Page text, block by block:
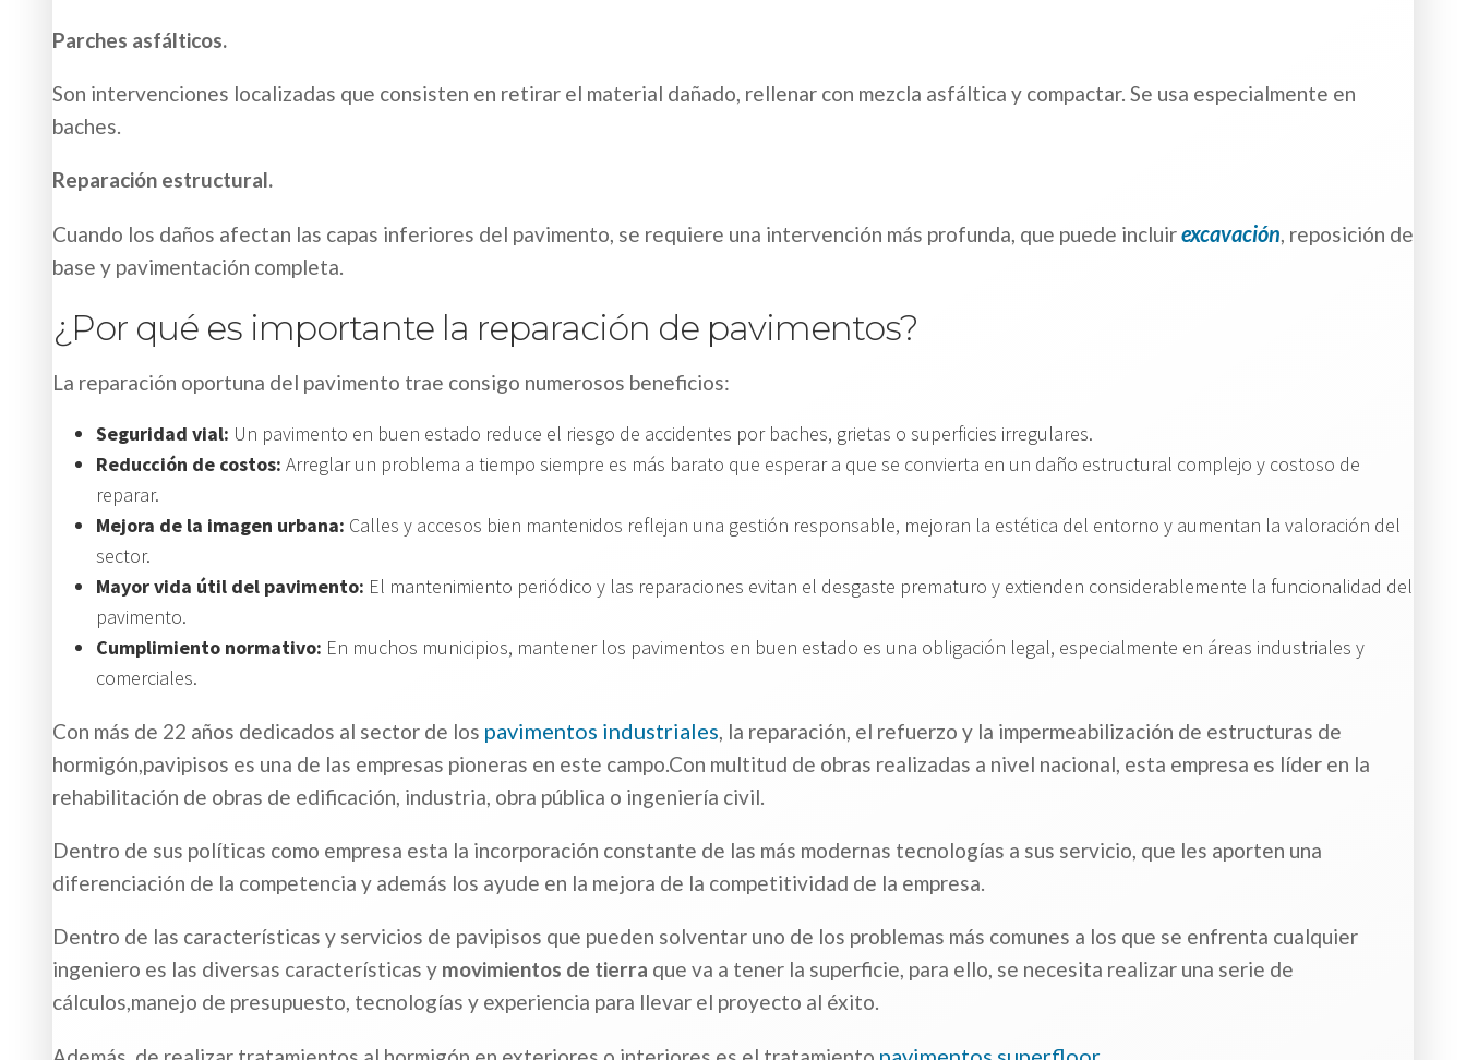
Parches asfálticos.
Son intervenciones localizadas que consisten en retirar el material dañado, rellenar con mezcla asfáltica y compactar. Se usa especialmente en
baches.
Reparación estructural.
Cuando los daños afectan las capas inferiores del pavimento, se requiere una intervención más profunda, que puede incluirexcavación, reposición de
base y pavimentación completa.
¿Por qué es importante la reparación de pavimentos?
La reparación oportuna del pavimento trae consigo numerosos beneficios:
Seguridad vial: Un pavimento en buen estado reduce el riesgo de accidentes por baches, grietas o superficies irregulares.
Reducción de costos: Arreglar un problema a tiempo siempre es más barato que esperar a que se convierta en un daño estructural complejo y costoso de
reparar.
Mejora de la imagen urbana: Calles y accesos bien mantenidos reflejan una gestión responsable, mejoran la estética del entorno y aumentan la valoración del
sector.
Mayor vida útil del pavimento: El mantenimiento periódico y las reparaciones evitan el desgaste prematuro y extienden considerablemente la funcionalidad del
pavimento.
Cumplimiento normativo: En muchos municipios, mantener los pavimentos en buen estado es una obligación legal, especialmente en áreas industriales y
comerciales.
Con más de 22 años dedicados al sector de los pavimentos industriales, la reparación, el refuerzo y la impermeabilización de estructuras de
hormigón,pavipisos es una de las empresas pioneras en este campo.Con multitud de obras realizadas a nivel nacional, esta empresa es líder en la
rehabilitación de obras de edificación, industria, obra pública o ingeniería civil.
Dentro de sus políticas como empresa esta la incorporación constante de las más modernas tecnologías a sus servicio, que les aporten una
diferenciación de la competencia y además los ayude en la mejora de la competitividad de la empresa.
Dentro de las características y servicios de pavipisos que pueden solventar uno de los problemas más comunes a los que se enfrenta cualquier
ingeniero es las diversas características y movimientos de tierra que va a tener la superficie, para ello, se necesita realizar una serie de
cálculos,manejo de presupuesto, tecnologías y experiencia para llevar el proyecto al éxito.